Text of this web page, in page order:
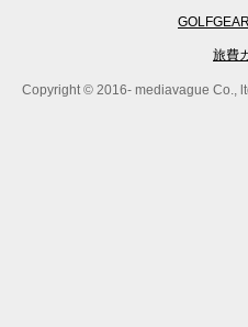
旅費
Copyright © 2016- mediavague Co.,